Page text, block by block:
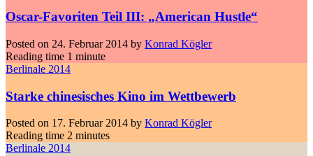
Oscar-Favoriten Teil III: „American Hustle“
Posted on 24. Februar 2014 by Konrad Kögler
Reading time 1 minute
Berlinale 2014
Starke chinesisches Kino im Wettbewerb
Posted on 17. Februar 2014 by Konrad Kögler
Reading time 2 minutes
Berlinale 2014